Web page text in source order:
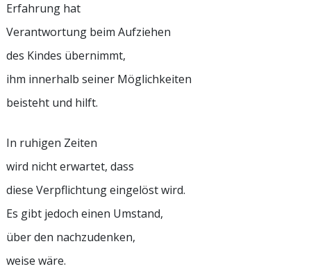
Erfahrung hat
Verantwortung beim Aufziehen
des Kindes übernimmt,
ihm innerhalb seiner Möglichkeiten
beisteht und hilft.
In ruhigen Zeiten
wird nicht erwartet, dass
diese Verpflichtung eingelöst wird.
Es gibt jedoch einen Umstand,
über den nachzudenken,
weise wäre.